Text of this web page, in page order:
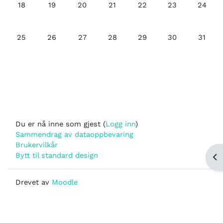
Ingen avtaler, mandag, 18. mai
18 Ingen avtaler, tirsdag, 19. mai
19 Ingen avtaler, onsdag, 20. mai
20 Ingen avtaler, torsdag, 21. mai
21 Ingen avtaler, fredag,
22 Ingen avtaler,
23 Ingen
24
Ingen avtaler, mandag, 25. mai
25 Ingen avtaler, tirsdag, 26. mai
26 Ingen avtaler, onsdag, 27. mai
27 Ingen avtaler, torsdag, 28. mai
28 Ingen avtaler, fredag,
29 Ingen avtaler,
30 Ingen
31
Du er nå inne som gjest (Logg inn)
Sammendrag av dataoppbevaring
Brukervilkår
Bytt til standard design
Drevet av Moodle